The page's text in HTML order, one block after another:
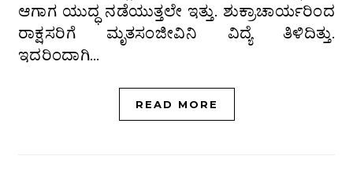
ಆಗಾಗ ಯುದ್ಧ ನಡೆಯುತ್ತಲೇ ಇತ್ತು. ಶುಕ್ರಾಚಾರ್ಯರಿಂದ
ರಾಕ್ಷಸರಿಗೆ ಮೃತಸಂಜೀವಿನಿ ವಿದ್ಯೆ ತಿಳಿದಿತ್ತು.
ಇದರಿಂದಾಗಿ…
READ MORE